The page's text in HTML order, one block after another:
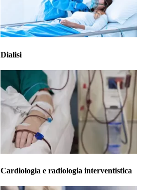
Dialisi
Cardiologia e radiologia interventistica